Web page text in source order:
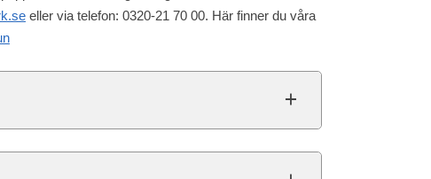
eller via telefon: 0320-21 70 00. Här finner du våra